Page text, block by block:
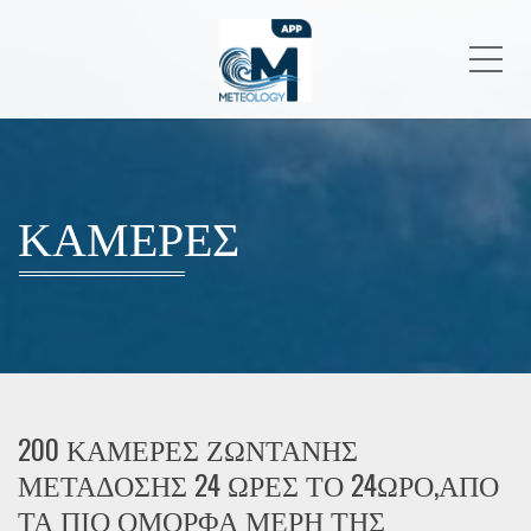
ΚΑΜΕΡΕΣ
200 ΚΑΜΕΡΕΣ ΖΩΝΤΑΝΗΣ
ΜΕΤΑΔΟΣΗΣ 24 ΩΡΕΣ ΤΟ 24ΩΡΟ,ΑΠΟ
ΤΑ ΠΙΟ ΟΜΟΡΦΑ ΜΕΡΗ ΤΗΣ